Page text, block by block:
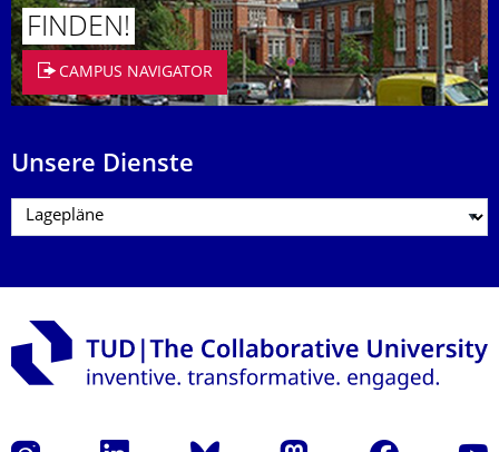
FINDEN!
CAMPUS NAVIGATOR
Unsere Dienste